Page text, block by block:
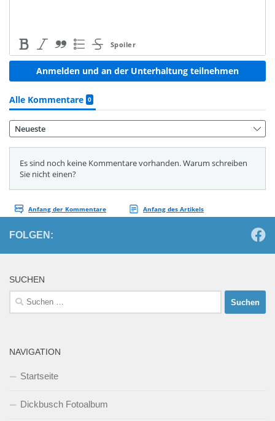
FOLGEN:
SUCHEN
Suchen
nach:
NAVIGATION
Startseite
Dickbusch Fotoalbum